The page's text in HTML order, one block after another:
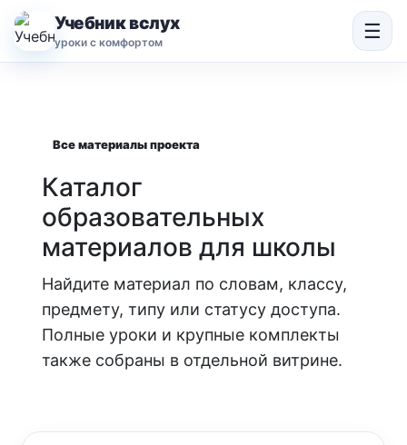
Учебник вслух
уроки с комфортом ☰
Все материалы проекта
Каталог
образовательных
материалов для школы
Найдите материал по словам, классу,
предмету, типу или статусу доступа.
Полные уроки и крупные комплекты
также собраны в отдельной витрине.